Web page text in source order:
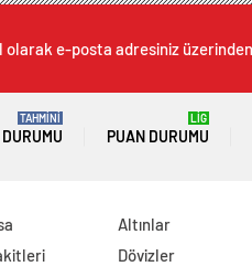
olarak e-posta adresiniz
TAHMİNİ
PUAN DURUMU
LİG
Altınlar
Dövizler